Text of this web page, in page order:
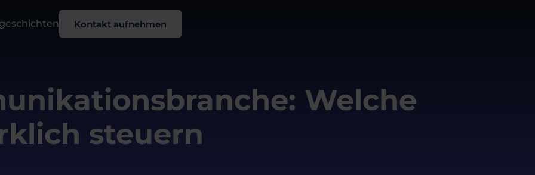
Kontakt aufnehmen
Welche
steuern